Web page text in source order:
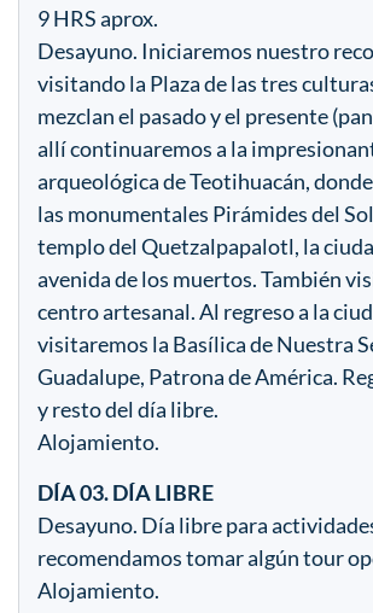
9 HRS aprox.
Desayuno. Iniciaremos nuestro
visitando la Plaza de las tres
mezclan el pasado y el presente
allí continuaremos a la
arqueológica de Teotihuacán,
las monumentales Pirámides del
templo del Quetzalpapalotl, la
avenida de los muertos. También
centro artesanal. Al regreso a la
visitaremos la Basílica de Nuestra
Guadalupe, Patrona de América.
y resto del día libre.
Alojamiento.
DÍA 03. DÍA LIBRE
Desayuno. Día libre para
recomendamos tomar algún tour
Alojamiento.